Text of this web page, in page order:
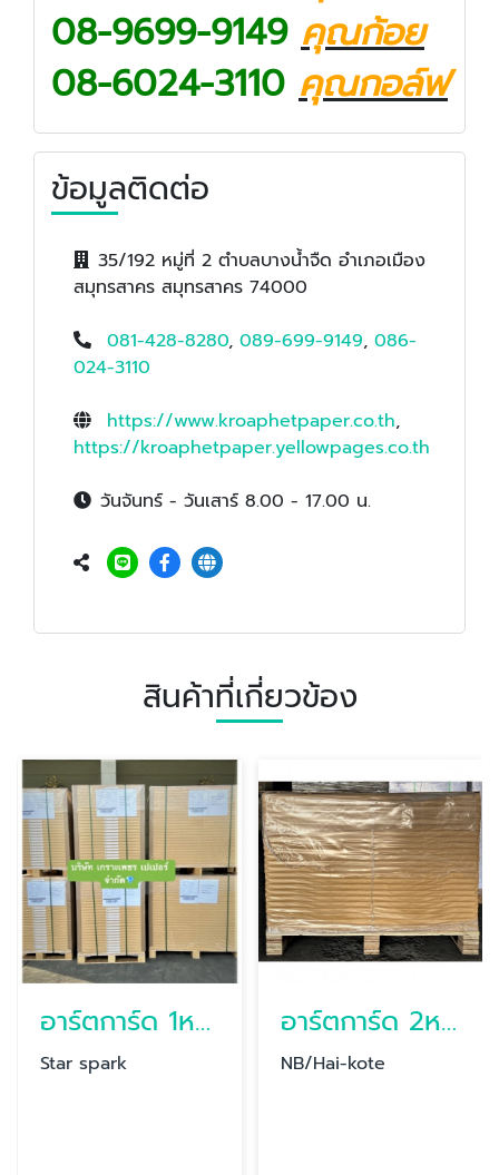
08-9699-9149 คุณก้อย
08-6024-3110​ คุณกอล์ฟ
ข้อมูลติดต่อ
35/192 หมู่ที่ 2 ตำบลบางน้ำจืด อำเภอเมือง
สมุทรสาคร สมุทรสาคร 74000
081-428-8280, 089-699-9149, 086-
024-3110
https://www.kroaphetpaper.co.th,
https://kroaphetpaper.yellowpages.co.th
วันจันทร์ - วันเสาร์ 8.00 - 17.00 น.
สินค้าที่เกี่ยวข้อง
อาร์ตการ์ด 1หน้า Star spark
Star spark
อาร์ตการ์ด 2หน้า
NB/Hai-kote